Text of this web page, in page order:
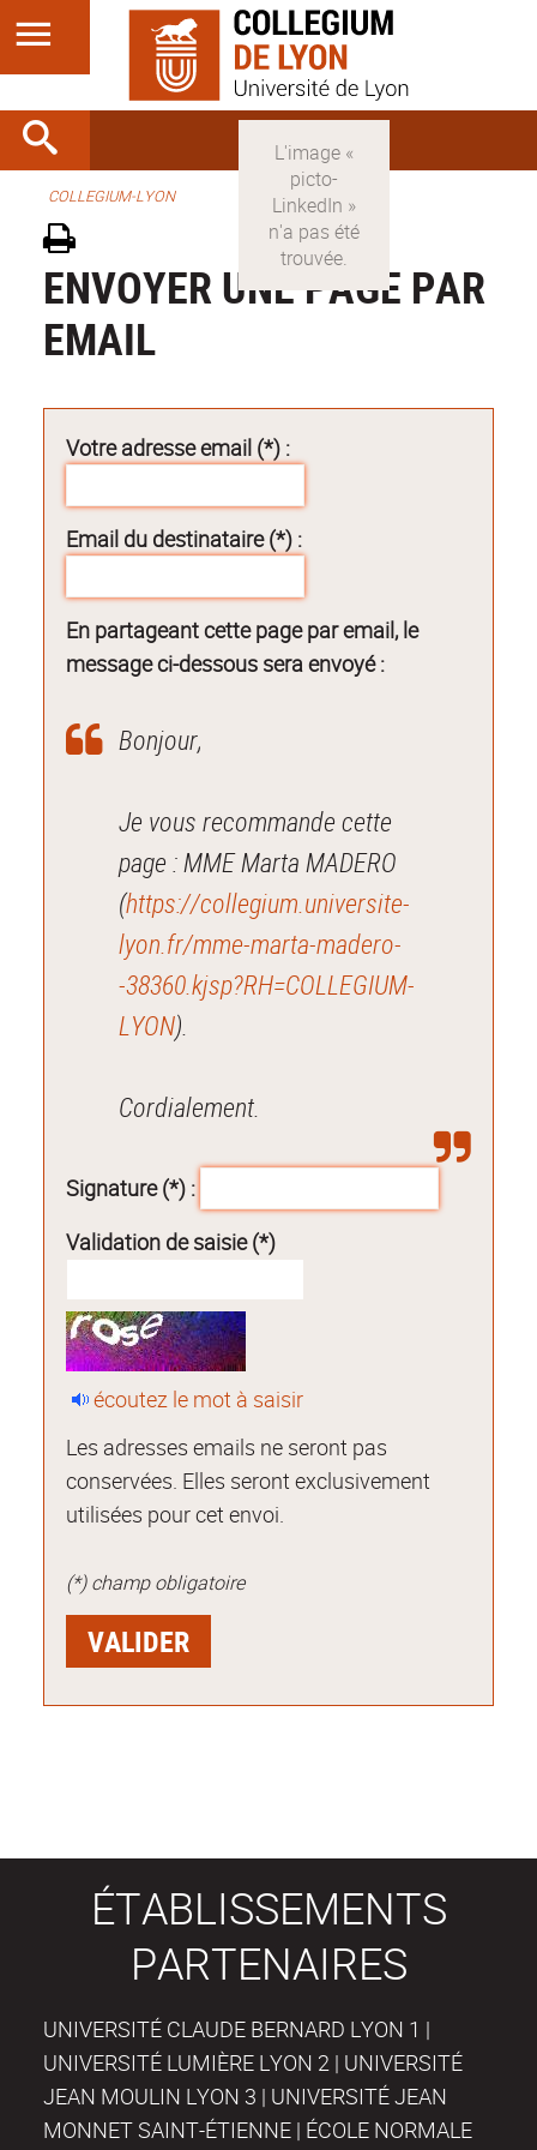
COLLEGIUM-LYON
ENVOYER UNE PAGE PAR
EMAIL
Votre adresse email (*) :
Email du destinataire (*) :
En partageant cette page par email, le
message ci-dessous sera envoyé :
Bonjour,
Je vous recommande cette
page : MME Marta MADERO
(https://collegium.universite-
lyon.fr/mme-marta-madero-
-38360.kjsp?RH=COLLEGIUM-
LYON).
Cordialement.
Signature (*) :
Validation de saisie (*)
écoutez le mot à saisir
Les adresses emails ne seront pas
conservées. Elles seront exclusivement
utilisées pour cet envoi.
(*) champ obligatoire
ÉTABLISSEMENTS
PARTENAIRES
UNIVERSITÉ CLAUDE BERNARD LYON 1 |
UNIVERSITÉ LUMIÈRE LYON 2 | UNIVERSITÉ
JEAN MOULIN LYON 3 | UNIVERSITÉ JEAN
MONNET SAINT-ÉTIENNE | ÉCOLE NORMALE